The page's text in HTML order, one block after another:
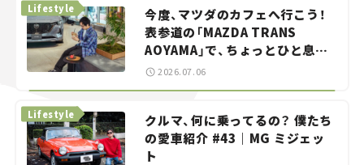
今度、マツダのカフェへ行こう！
表参道の「MAZDA TRANS
AOYAMA」で、ちょっとひと息。
——連載｜CCGとクルマでどうす
る？＜第13回＞
Lifestyle
2026.07.06
クルマ、何に乗ってるの？ 僕たち
の愛車紹介 #43｜MG ミジェッ
ト
Lifestyle